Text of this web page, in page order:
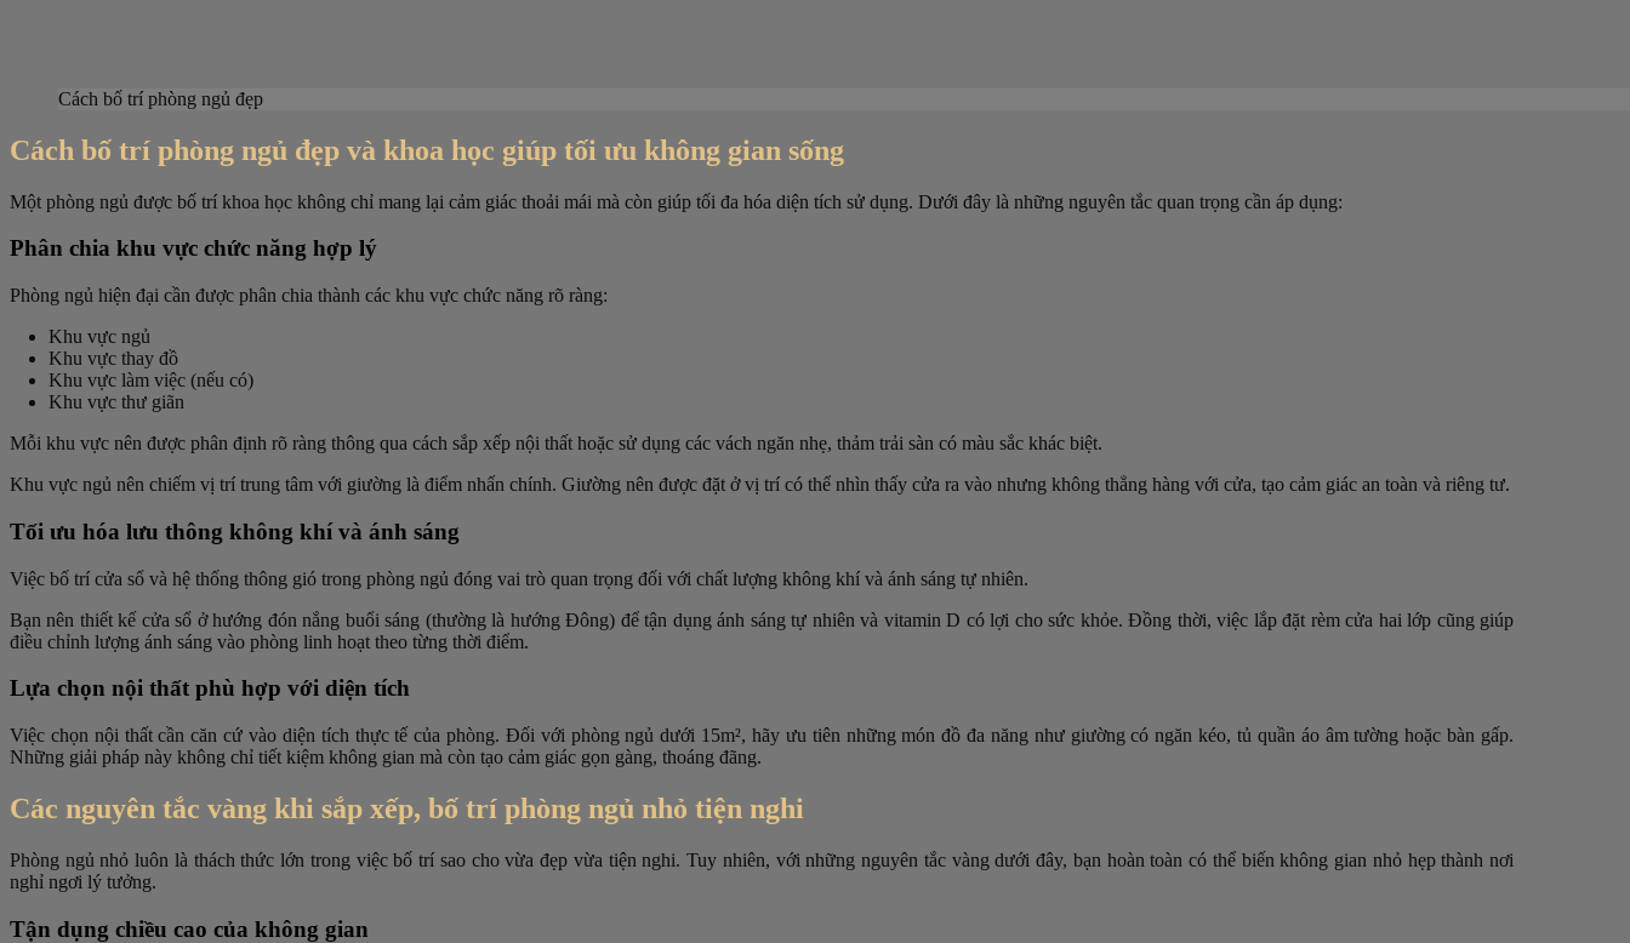
Cách bố trí phòng ngủ đẹp
Cách bố trí phòng ngủ đẹp và khoa học giúp tối ưu không gian sống
Một phòng ngủ được bố trí khoa học không chỉ mang lại cảm giác thoải mái mà còn giúp tối đa hóa diện tích sử dụng. Dưới đây là những nguyên tắc quan trọng cần áp dụng:
Phân chia khu vực chức năng hợp lý
Phòng ngủ hiện đại cần được phân chia thành các khu vực chức năng rõ ràng:
Khu vực ngủ
Khu vực thay đồ
Khu vực làm việc (nếu có)
Khu vực thư giãn
Mỗi khu vực nên được phân định rõ ràng thông qua cách sắp xếp nội thất hoặc sử dụng các vách ngăn nhẹ, thảm trải sàn có màu sắc khác biệt.
Khu vực ngủ nên chiếm vị trí trung tâm với giường là điểm nhấn chính. Giường nên được đặt ở vị trí có thể nhìn thấy cửa ra vào nhưng không thẳng hàng với cửa, tạo cảm giác an toàn và riêng tư.
Tối ưu hóa lưu thông không khí và ánh sáng
Việc bố trí cửa sổ và hệ thống thông gió trong phòng ngủ đóng vai trò quan trọng đối với chất lượng không khí và ánh sáng tự nhiên.
Bạn nên thiết kế cửa sổ ở hướng đón nắng buổi sáng (thường là hướng Đông) để tận dụng ánh sáng tự nhiên và vitamin D có lợi cho sức khỏe. Đồng thời, việc lắp đặt rèm cửa hai lớp cũng giúp
điều chỉnh lượng ánh sáng vào phòng linh hoạt theo từng thời điểm.
Lựa chọn nội thất phù hợp với diện tích
Việc chọn nội thất cần căn cứ vào diện tích thực tế của phòng. Đối với phòng ngủ dưới 15m², hãy ưu tiên những món đồ đa năng như giường có ngăn kéo, tủ quần áo âm tường hoặc bàn gấp.
Những giải pháp này không chỉ tiết kiệm không gian mà còn tạo cảm giác gọn gàng, thoáng đãng.
Các nguyên tắc vàng khi sắp xếp, bố trí phòng ngủ nhỏ tiện nghi
Phòng ngủ nhỏ luôn là thách thức lớn trong việc bố trí sao cho vừa đẹp vừa tiện nghi. Tuy nhiên, với những nguyên tắc vàng dưới đây, bạn hoàn toàn có thể biến không gian nhỏ hẹp thành nơi
nghỉ ngơi lý tưởng.
Tận dụng chiều cao của không gian